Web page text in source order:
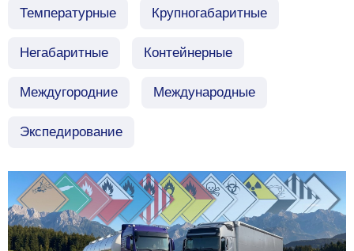
Температурные Крупногабаритные
Негабаритные Контейнерные
Междугородние Международные
Экспедирование